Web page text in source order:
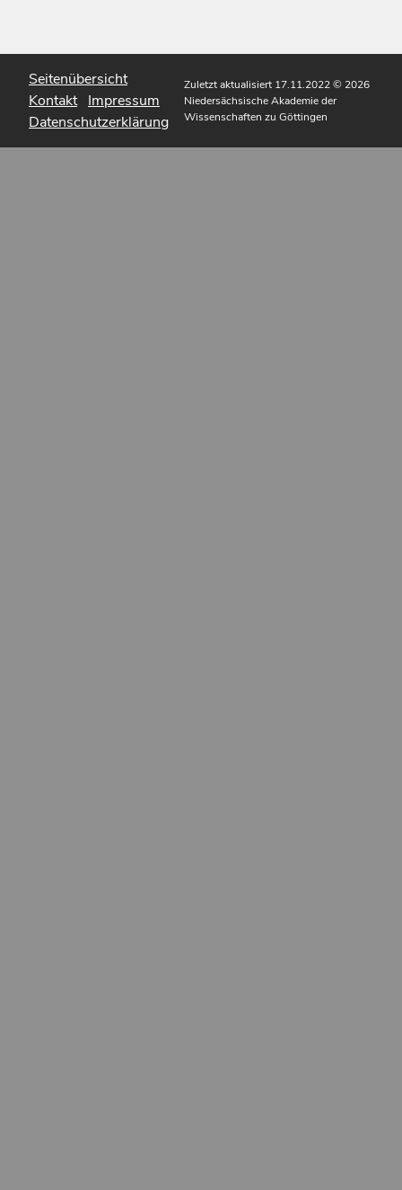
Seitenübersicht
Kontakt Impressum
Datenschutzerklärung
Zuletzt aktualisiert 17.11.2022© 2026
Niedersächsische Akademie der
Wissenschaften zu Göttingen